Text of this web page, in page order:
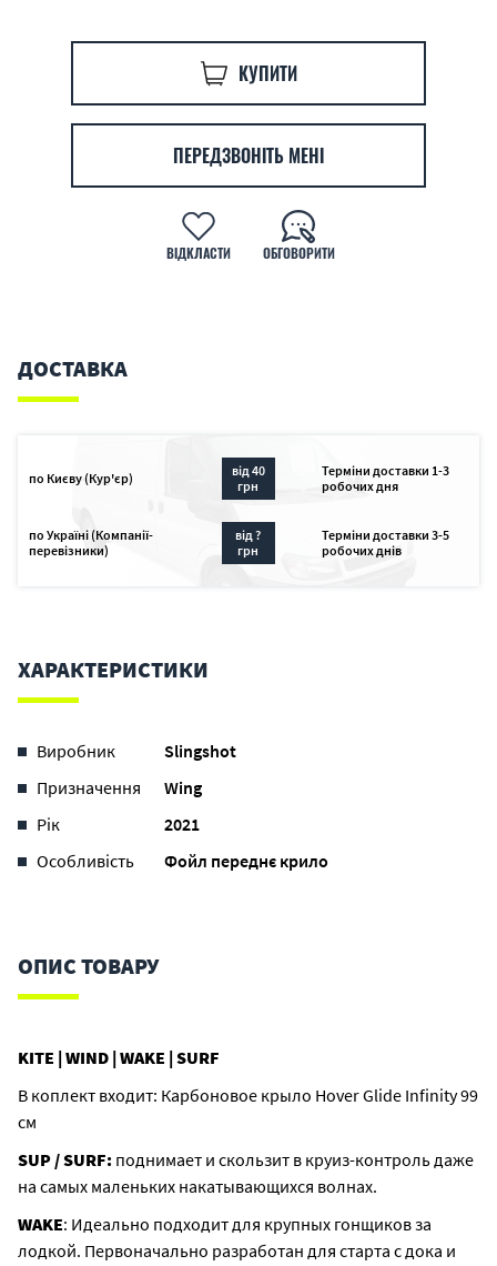
КУПИТИ
ПЕРЕДЗВОНІТЬ МЕНІ
ВІДКЛАСТИ ОБГОВОРИТИ
ДОСТАВКА
по Києву (Кур'єр)
від 40
грн
Терміни доставки 1-3
робочих дня
по Україні (Компанії-
перевізники)
від ?
грн
Терміни доставки 3-5
робочих днів
ХАРАКТЕРИСТИКИ
Виробник
Slingshot
Призначення
Wing
Рік
2021
Особливість
Фойл переднє крило
ОПИС ТОВАРУ
KITE | WIND | WAKE | SURF
В коплект входит: Карбоновое крыло Hover Glide Infinity 99
см
SUP / SURF: поднимает и скользит в круиз-контроль даже
на самых маленьких накатывающихся волнах.
WAKE: Идеально подходит для крупных гонщиков за
лодкой. Первоначально разработан для старта с дока и